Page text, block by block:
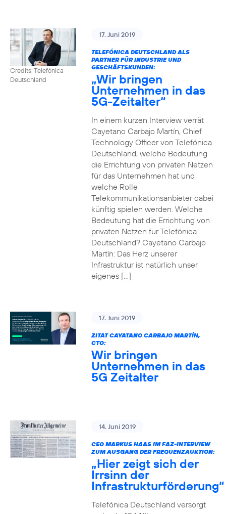
Credits: Telefónica
Deutschland
17. Juni 2019
TELEFÓNICA DEUTSCHLAND ALS
PARTNER FÜR INDUSTRIE UND
GESCHÄFTSKUNDEN:
„Wir bringen
Unternehmen in das
5G-Zeitalter“
In einem kurzen Interview verrät
Cayetano Carbajo Martín, Chief
Technology Officer von Telefónica
Deutschland, welche Bedeutung
die Errichtung von privaten Netzen
für das Unternehmen hat und
welche Rolle
Telekommunikationsanbieter dabei
künftig spielen werden. Welche
Bedeutung hat die Errichtung von
privaten Netzen für Telefónica
Deutschland? Cayetano Carbajo
Martín: Das Herz unserer
Infrastruktur ist natürlich unser
eigenes […]
17. Juni 2019
ZITAT CAYATANO CARBAJO MARTÍN,
CTO:
Wir bringen
Unternehmen in das
5G Zeitalter
14. Juni 2019
CEO MARKUS HAAS IM FAZ-INTERVIEW
ZUM AUSGANG DER FREQUENZAUKTION:
„Hier zeigt sich der
Irrsinn der
Infrastrukturförderung“
Telefónica Deutschland versorgt